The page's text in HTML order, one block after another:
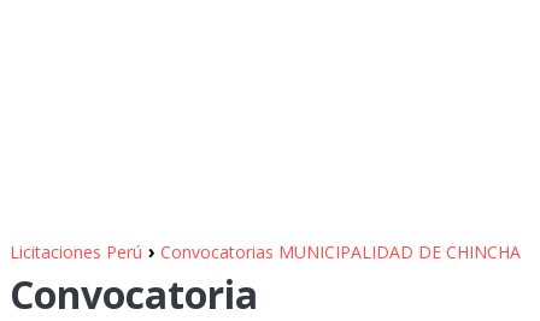
Licitaciones Perú › Convocatorias MUNICIPALIDAD DE CHINCHA
Convocatoria